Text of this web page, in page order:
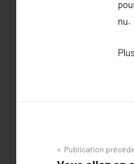
nu.
Navigation
Publication